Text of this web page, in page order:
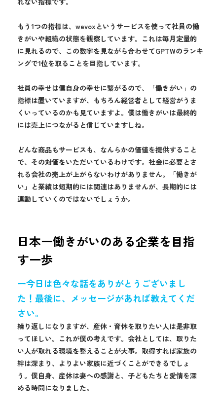
もう1つの指標は、wevoxというサービスを使って社員の働
きがいや組織の状態を観察しています。これは毎月定量的
に見れるので、この数字を見ながら合わせてGPTWのランキ
ングで1位を取ることを目指しています。
社員の幸せは僕自身の幸せに繋がるので、「働きがい」の
指標は置いていますが、もちろん経営者として経営がうま
くいっているのかも見ていますよ。僕は働きがいは最終的
には売上につながると信じていますしね。
どんな商品もサービスも、なんらかの価値を提供すること
で、その対価をいただいているわけです。社会に必要とさ
れる会社の売上が上がらないわけがありません。「働きが
い」と業績は短期的には関連はありませんが、長期的には
連動していくのではないでしょうか。
日本一働きがいのある企業を目指
す一歩
ー今日は色々な話をありがとうございまし
た！最後に、メッセージがあれば教えてくだ
さい。
繰り返しになりますが、産休・育休を取りたい人は是非取
ってほしい。これが僕の考えです。会社としては、取りた
い人が取れる環境を整えることが大事。取得すれば家族の
絆は深まり、よりよい家族に近づくことができるでしょ
う。僕自身、産休は妻への感謝と、子どもたちと愛情を深
める時間になりました。